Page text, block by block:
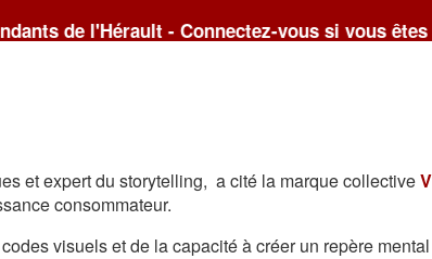
- Connectez-vous si vous êtes adhérent(e) du
et expert du storytelling, a cité la marque collective
consommateur.
visuels et de la capacité à créer un repère